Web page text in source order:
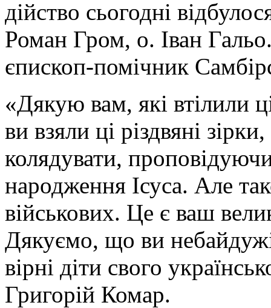
дійство сьогодні
Роман Гром, о. Іван
єпископ-помічник
«Дякую вам, які втілили
ви взяли ці різдвяні
колядувати,
народження Ісуса. Але
військових. Це є ваш
Дякуємо, що ви
вірні діти свого
Григорій Комар.